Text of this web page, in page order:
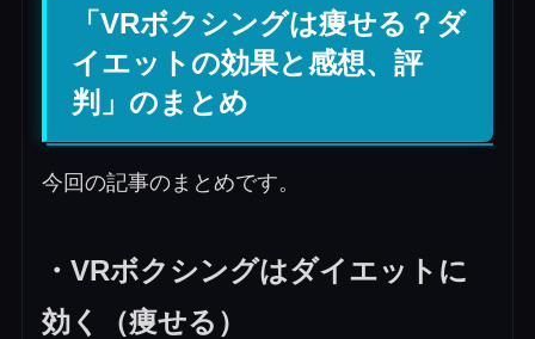
「VRボクシングは痩せる？ダ
イエットの効果と感想、評
判」のまとめ
今回の記事のまとめです。
・VRボクシングはダイエットに
効く（痩せる）